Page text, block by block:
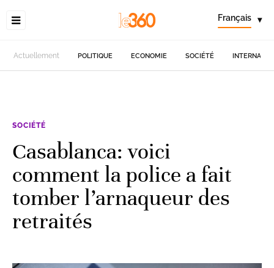
Français ▾
Actuellement POLITIQUE ECONOMIE SOCIÉTÉ
SOCIÉTÉ
Casablanca: voici
comment la police a fait
tomber l’arnaqueur des
retraités